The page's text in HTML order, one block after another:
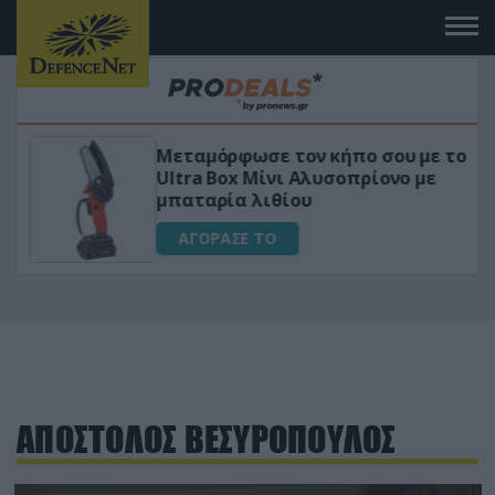
Μεταμόρφωσε τον κήπο σου με το
Ultra Box Μίνι Αλυσοπρίονο με
μπαταρία λιθίου
ΑΓΟΡΑΣΕ ΤΟ
ΑΠΟΣΤΟΛΟΣ ΒΕΣΥΡΟΠΟΥΛΟΣ